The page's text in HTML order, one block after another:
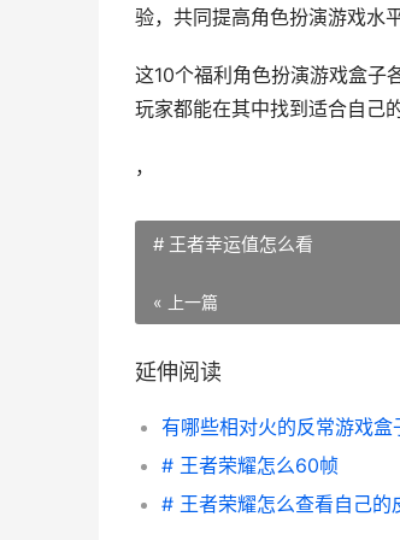
验，共同提高角色扮演游戏水平
这10个福利角色扮演游戏盒子
玩家都能在其中找到适合自己
，
# 王者幸运值怎么看
« 上一篇
延伸阅读
有哪些相对火的反常游戏盒
# 王者荣耀怎么60帧
# 王者荣耀怎么查看自己的